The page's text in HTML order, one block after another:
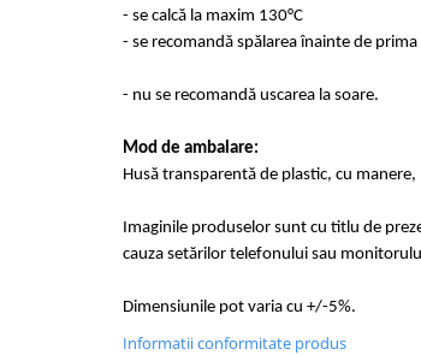
- se calcă la maxim 130°C
- se recomandă spălarea înainte de
- nu se recomandă uscarea la soare.
Mod de ambalare:
Husă transparentă de plastic, cu
Imaginile produselor sunt cu titlu de
cauza setărilor telefonului sau
Dimensiunile pot varia cu +/-5%.
Informatii conformitate produs